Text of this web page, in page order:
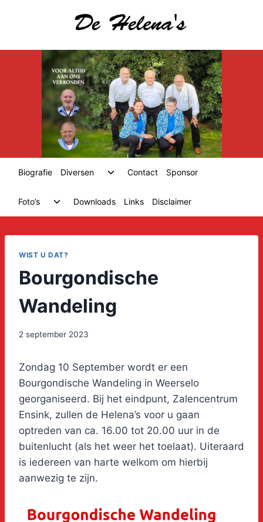
Biografie Diversen
ToggleContact Sponsor
Foto’s
ToggleDownloads Links Disclaimer
WIST U DAT?
Bourgondische
Wandeling
2 september 2023
Zondag 10 September wordt er een
Bourgondische Wandeling in Weerselo
georganiseerd. Bij het eindpunt, Zalencentrum
Ensink, zullen de Helena’s voor u gaan
optreden van ca. 16.00 tot 20.00 uur in de
buitenlucht (als het weer het toelaat). Uiteraard
is iedereen van harte welkom om hierbij
aanwezig te zijn.